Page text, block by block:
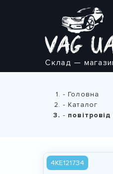
Склад —
Головна
Каталог
4KE121734